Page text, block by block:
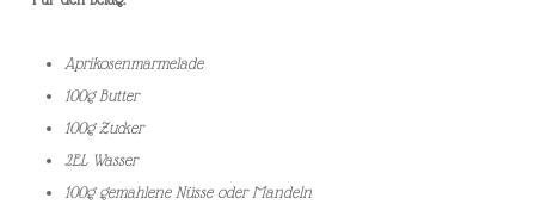
Aprikosenmarmelade
100g Butter
100g Zucker
2EL Wasser
100g gemahlene Nüsse oder Mandeln